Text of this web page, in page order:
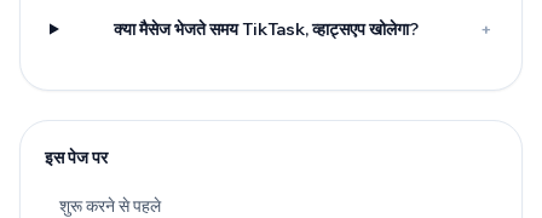
क्या मैसेज भेजते समय TikTask, व्हाट्सएप खोलेगा? +
इस पेज पर
शुरू करने से पहले